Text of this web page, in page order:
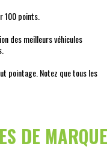
100 points.
des meilleurs véhicules
pointage. Notez que tous les
DE MARQUE